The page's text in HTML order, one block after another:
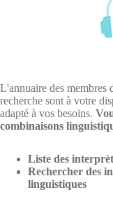
L'annuaire des
recherche sont à votre
adapté à vos besoins.
combinaisons
Liste des
Rechercher des
linguistiques